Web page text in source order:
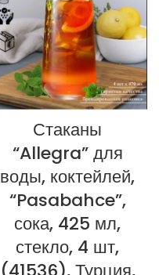
Стаканы
“Allegra” для
воды, коктейлей,
“Pasabahce”,
сока, 425 мл,
стекло, 4 шт,